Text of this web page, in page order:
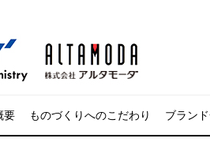
要 ものづくりへのこだわり ブラン